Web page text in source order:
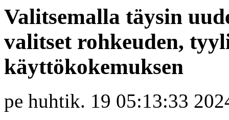
Valitsemalla täysin
valitset rohkeuden,
käyttökokemuksen
pe huhtik. 19 05:13:33